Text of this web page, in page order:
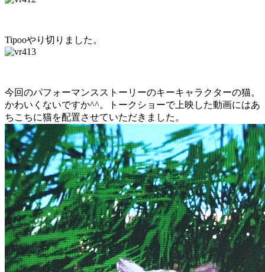
Tipooやり切りました。
今回のパフォーマンスストーリーのキーキャラクターの猫。
かわいくないですか^^。トークショーで上映した動画にはあ
ちこちに猫を配置させていただきました。